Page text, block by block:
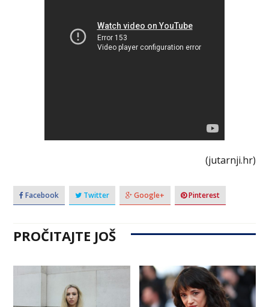
(jutarnji.hr)
Facebook Twitter Google+ Pinterest
PROČITAJTE JOŠ